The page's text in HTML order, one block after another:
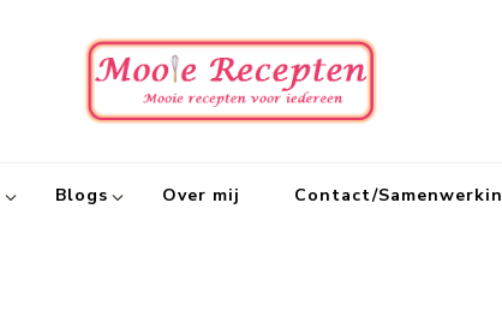
Blogs Over mij Contact/